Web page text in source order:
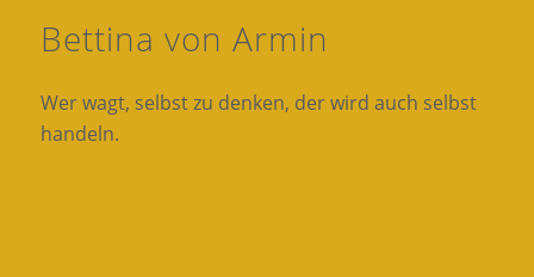
Bettina von Armin
Wer wagt, selbst zu denken, der wird auch selbst
handeln.